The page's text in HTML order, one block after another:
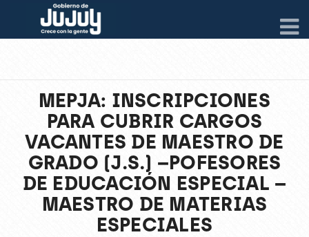
MEPJA: INSCRIPCIONES
PARA CUBRIR CARGOS
VACANTES DE MAESTRO DE
GRADO (J.S.) –POFESORES
DE EDUCACIÓN ESPECIAL –
MAESTRO DE MATERIAS
ESPECIALES